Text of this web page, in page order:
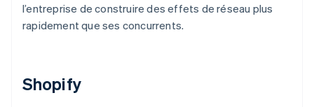
l’entreprise de construire des effets de réseau plus
rapidement que ses concurrents.
Shopify